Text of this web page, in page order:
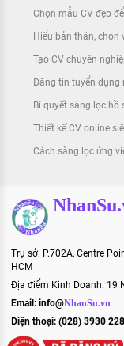
Chọn mẫu CV đẹp
Hiểu bản thân, chọn
Tạo CV chuyên
Đăng tin tuyển dụng
Bí quyết sàng lọc hồ
Thiết kế CV online
Cách sàng lọc ứng
Trụ sở: P.702A, Centre
HCM
Địa điểm Kinh Doanh: 19
Email: info@NhanSu.vn
Điện thoại: (028) 3930